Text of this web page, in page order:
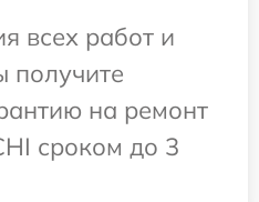
всех работ и
получите
на ремонт
сроком до 3